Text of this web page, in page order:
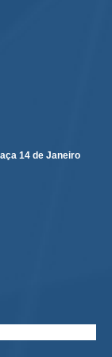
14 de Janeiro